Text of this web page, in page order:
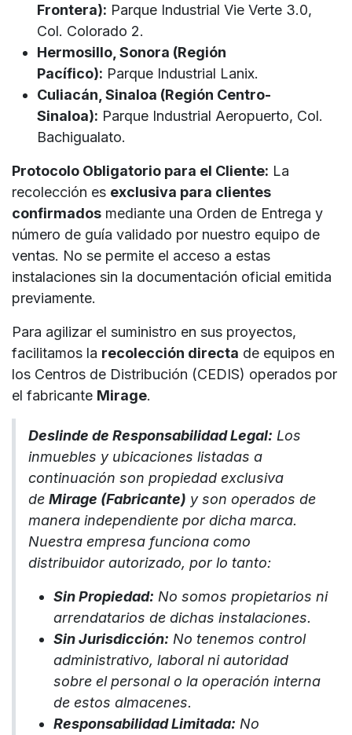
Frontera): Parque Industrial Vie Verte 3.0,
Col. Colorado 2.
Hermosillo, Sonora (Región
Pacífico): Parque Industrial Lanix.
Culiacán, Sinaloa (Región Centro-
Sinaloa): Parque Industrial Aeropuerto, Col.
Bachigualato.
Protocolo Obligatorio para el Cliente: La
recolección es exclusiva para clientes
confirmados mediante una Orden de Entrega y
número de guía validado por nuestro equipo de
ventas. No se permite el acceso a estas
instalaciones sin la documentación oficial emitida
previamente.
Para agilizar el suministro en sus proyectos,
facilitamos la recolección directa de equipos en
los Centros de Distribución (CEDIS) operados por
el fabricante Mirage.
Deslinde de Responsabilidad Legal: Los
inmuebles y ubicaciones listadas a
continuación son propiedad exclusiva
de Mirage (Fabricante) y son operados de
manera independiente por dicha marca.
Nuestra empresa funciona como
distribuidor autorizado, por lo tanto:
Sin Propiedad: No somos propietarios ni
arrendatarios de dichas instalaciones.
Sin Jurisdicción: No tenemos control
administrativo, laboral ni autoridad
sobre el personal o la operación interna
de estos almacenes.
Responsabilidad Limitada: No